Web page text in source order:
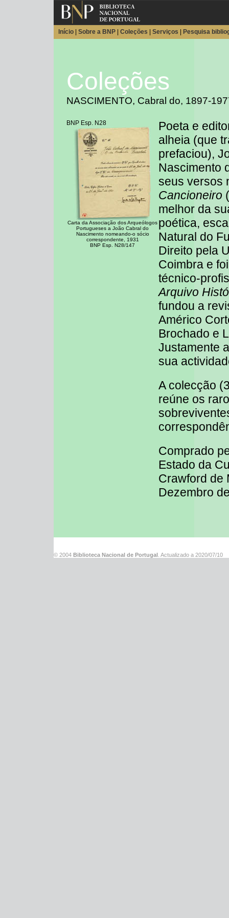
Início Sobre a BNP Coleções Serviços Pesquisa
Coleções
NASCIMENTO, Cabral do, 1897-
BNP Esp. N28
Carta da Associação dos Arqueólogos
Portugueses a João Cabral do
Nascimento nomeando-o sócio
correspondente, 1931
BNP Esp. N28/147
Poeta e
alheia (que
prefaciou),
Nascimento
seus versos
Cancioneiro
melhor da
poética,
Natural do
Direito pela
Coimbra e
técnico-
Arquivo
fundou a
Américo
Brochado e
Justamente
sua
A colecção
reúne os
Comprado
Estado da
Crawford de
Dezembro
© 2004 Biblioteca Nacional de Portugal . Actualizado a 2020/07/10